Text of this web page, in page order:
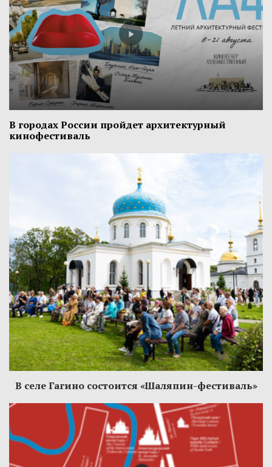
В городах России пройдет архитектурный
кинофестиваль
В селе Гагино состоится «Шаляпин-фестиваль»